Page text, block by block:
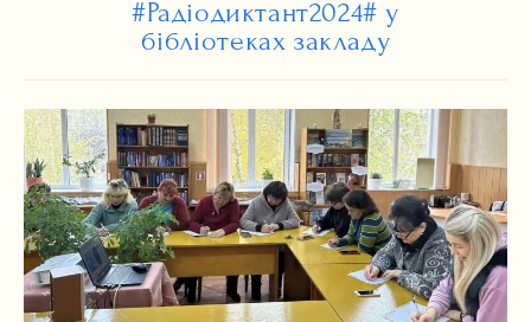
#Радіодиктант2024# у
бібліотеках закладу